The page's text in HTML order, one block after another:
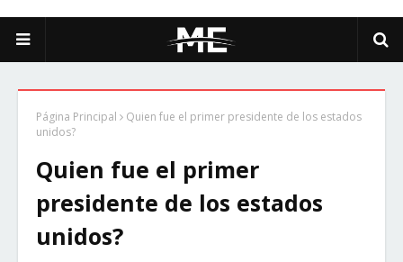
Página Principal
Quien fue el primer presidente de los estados
unidos?
Quien fue el primer
presidente de los estados
unidos?